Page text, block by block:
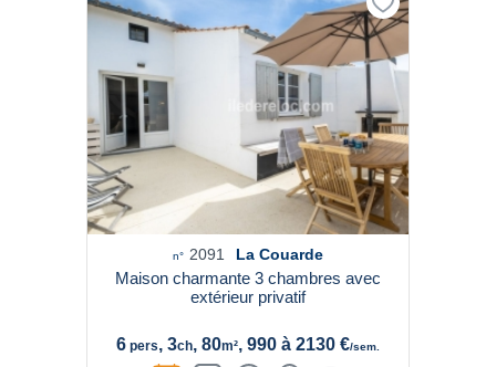
n° 2091 La Couarde
Maison charmante 3 chambres avec
extérieur privatif
6 pers, 3ch, 80m², 990 à 2130 €/sem.